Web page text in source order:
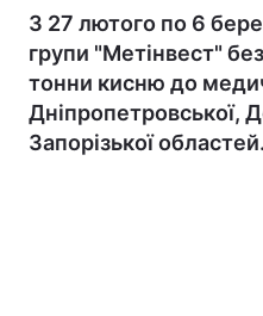
З 27 лютого по 6
групи "Метінвест"
тонни кисню до
Дніпропетровської,
Запорізької областей.